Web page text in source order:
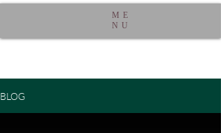
ME
NU
BLOG